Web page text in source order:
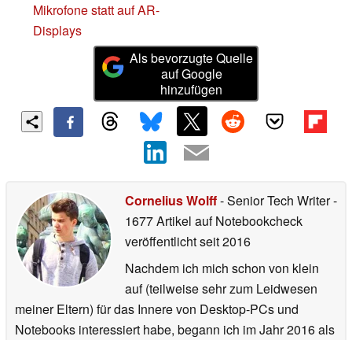
Mikrofone statt auf AR-
Displays
Als bevorzugte Quelle
auf Google
hinzufügen
Cornelius Wolff- Senior Tech Writer-
1677 Artikel auf Notebookcheck
veröffentlichtseit 2016
Nachdem ich mich schon von klein
auf (teilweise sehr zum Leidwesen
meiner Eltern) für das Innere von Desktop-PCs und
Notebooks interessiert habe, begann ich im Jahr 2016 als